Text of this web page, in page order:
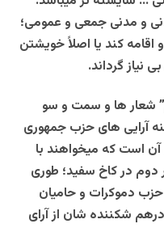
و مدنی جمعی و عمومی؛
کند یا اصلاً خویشتن
نیاز گرداند.
شعار ها و سمت و سو
آرایی های حزب جمهوری
آن است که میخواهند با
دوم در کاخ سفید؛ طوری
حزب دموکرات و حامیان
شکننده شان از آرای